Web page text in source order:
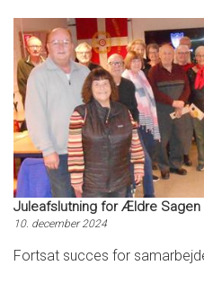
Juleafslutning for Ældre Sagen
10. december 2024
Fortsat succes for